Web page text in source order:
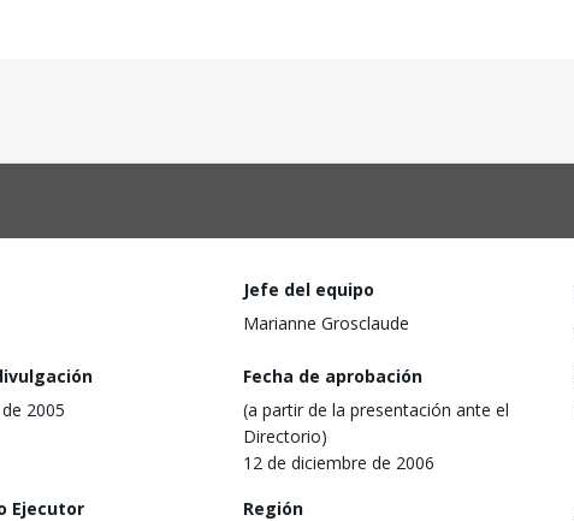
Jefe del equipo
Marianne Grosclaude
2005
Fecha de aprobación
(a partir de la presentación ante el
Directorio)
12 de diciembre de 2006
Ejecutor
Región